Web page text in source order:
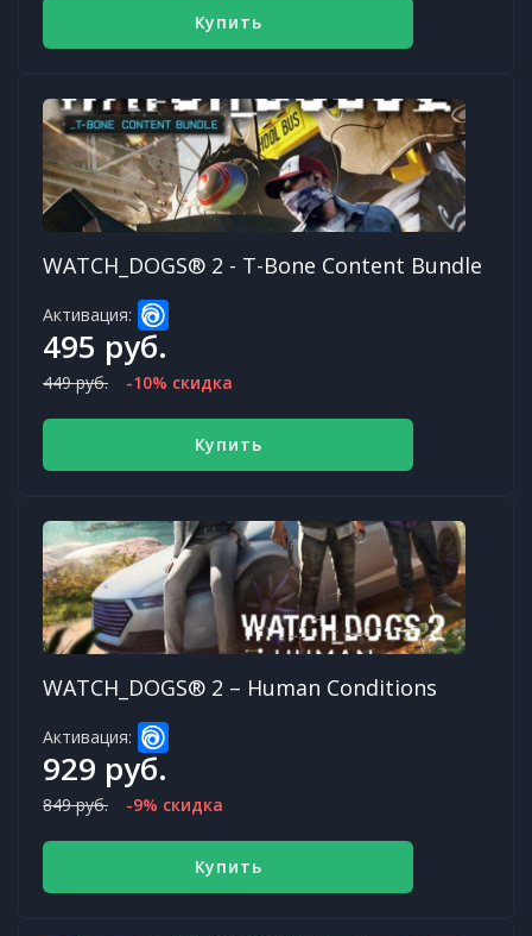
Купить
WATCH_DOGS® 2 - T-Bone Content Bundle
Активация:
495 руб.
449 руб. -10% скидка
Купить
WATCH_DOGS® 2 – Human Conditions
Активация:
929 руб.
849 руб. -9% скидка
Купить